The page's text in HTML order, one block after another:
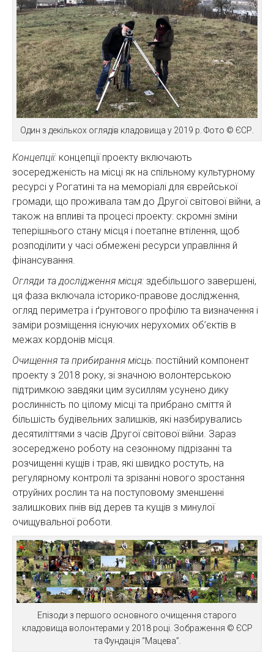
Один з декількох оглядів кладовища у 2019 р. Фото © ЄСР.
Концепції: концепції проекту включають
зосередженість на місці як на спільному культурному
ресурсі у Рогатині та на меморіалі для єврейської
громади, що проживала там до Другої світової війни, а
також на впливі та процесі проекту: скромні зміни
теперішнього стану місця і поетапне втілення, щоб
розподілити у часі обмежені ресурси управління й
фінансування.
Огляди та дослідження місця: здебільшого завершені,
ця фаза включала історико-правове дослідження,
огляд периметра і ґрунтового профілю та визначення і
заміри розміщення існуючих нерухомих об’єктів в
межах кордонів місця.
Очищення та прибирання місць: постійний компонент
проекту з 2018 року, зі значною волонтерською
підтримкою завдяки цим зусиллям усунено дику
рослинність по цілому місці та прибрано сміття й
більшість будівельних залишків, які назбирувались
десятиліттями з часів Другої світової війни. Зараз
зосереджено роботу на сезонному підрізанні та
розчищенні кущів і трав, які швидко ростуть, на
регулярному контролі та зрізанні нового зростання
отруйних рослин та на поступовому зменшенні
залишкових пнів від дерев та кущів з минулої
очищувальної роботи.
Епізоди з першого основного очищення старого
кладовища волонтерами у 2018 році. Зображення © ЄСР
та Фундація “Мацева”.